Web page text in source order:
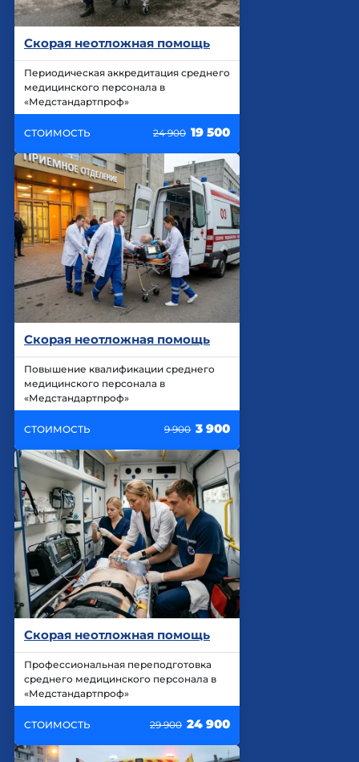
Скорая неотложная помощь
Периодическая аккредитация среднего
медицинского персонала в
«Медстандартпроф»
СТОИМОСТЬ 24 900 19 500
Скорая неотложная помощь
Повышение квалификации среднего
медицинского персонала в
«Медстандартпроф»
СТОИМОСТЬ 9 900 3 900
Скорая неотложная помощь
Профессиональная переподготовка
среднего медицинского персонала в
«Медстандартпроф»
СТОИМОСТЬ 29 900 24 900